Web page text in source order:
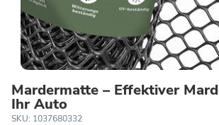
Mardermatte – Effektiver
Ihr Auto
SKU: 1037680332